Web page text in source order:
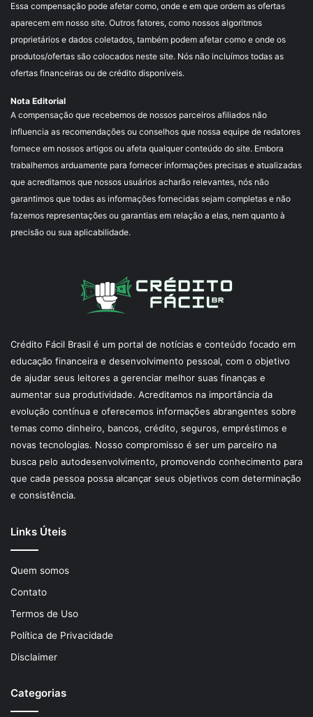
Essa compensação pode afetar como, onde e em que ordem as ofertas
aparecem em nosso site. Outros fatores, como nossos algoritmos
proprietários e dados coletados, também podem afetar como e onde os
produtos/ofertas são colocados neste site. Nós não incluímos todas as
ofertas financeiras ou de crédito disponíveis.
Nota Editorial
A compensação que recebemos de nossos parceiros afiliados não
influencia as recomendações ou conselhos que nossa equipe de redatores
fornece em nossos artigos ou afeta qualquer conteúdo do site. Embora
trabalhemos arduamente para fornecer informações precisas e atualizadas
que acreditamos que nossos usuários acharão relevantes, nós não
garantimos que todas as informações fornecidas sejam completas e não
fazemos representações ou garantias em relação a elas, nem quanto à
precisão ou sua aplicabilidade.
Crédito Fácil Brasil é um portal de notícias e conteúdo focado em
educação financeira e desenvolvimento pessoal, com o objetivo
de ajudar seus leitores a gerenciar melhor suas finanças e
aumentar sua produtividade. Acreditamos na importância da
evolução contínua e oferecemos informações abrangentes sobre
temas como dinheiro, bancos, crédito, seguros, empréstimos e
novas tecnologias. Nosso compromisso é ser um parceiro na
busca pelo autodesenvolvimento, promovendo conhecimento para
que cada pessoa possa alcançar seus objetivos com determinação
e consistência.
Links Úteis
Quem somos
Contato
Termos de Uso
Política de Privacidade
Disclaimer
Categorias